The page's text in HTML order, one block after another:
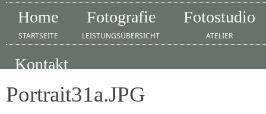
Home
STARTSEITE
Fotografie
LEISTUNGSÜBERSICHT
Fotostudio
ATELIER
Kontakt
Portrait31a.JPG